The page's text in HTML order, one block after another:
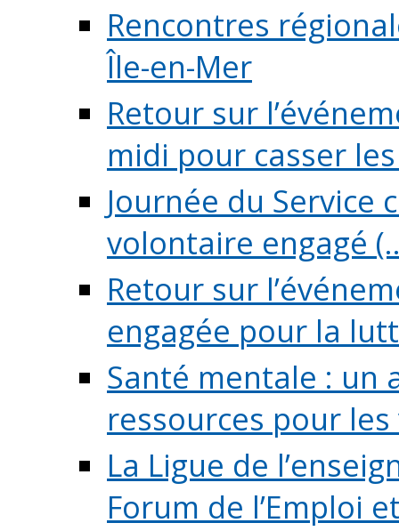
Rencontres
Île-en-Mer
Retour sur
midi pour casser les
Journée du Service
volontaire engagé
Retour sur
engagée pour la
Santé mentale : un
ressources pour
La Ligue de
Forum de l’Emploi